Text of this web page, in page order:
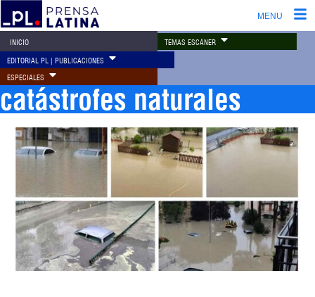
MENU
INICIO TEMAS ESCÁNER
EDITORIAL PL | PUBLICACIONES
ESPECIALES
catástrofes naturales